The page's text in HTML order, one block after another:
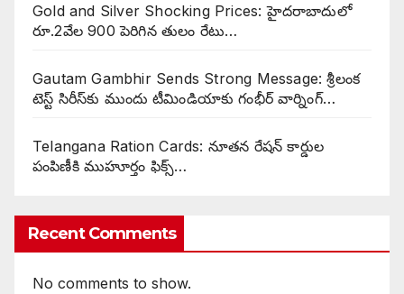
Gold and Silver Shocking Prices: హైదరాబాదులో
రూ.2వేల 900 పెరిగిన తులం రేటు…
Gautam Gambhir Sends Strong Message: శ్రీలంక
టెస్ట్ సిరీస్‌కు ముందు టీమిండియాకు గంభీర్ వార్నింగ్…
Telangana Ration Cards: నూతన రేషన్ కార్డుల
పంపిణీకి ముహూర్తం ఫిక్స్‌…
Recent Comments
No comments to show.